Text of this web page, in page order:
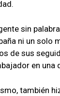
sin
ni un solo
de sus
en una
también